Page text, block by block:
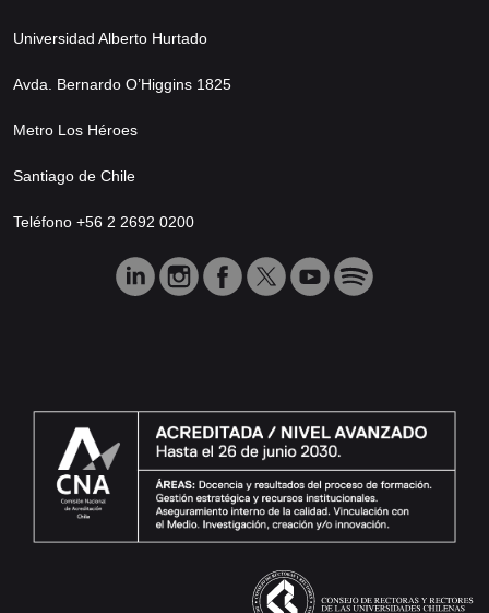
Universidad Alberto Hurtado
Avda. Bernardo O’Higgins 1825
Metro Los Héroes
Santiago de Chile
Teléfono +56 2 2692 0200